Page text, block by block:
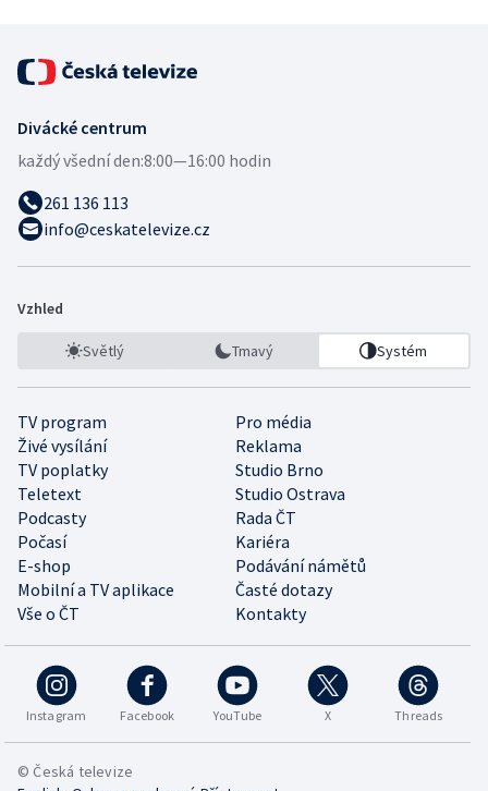
Divácké centrum
každý všední den:8:00—16:00 hodin
261 136 113
info@ceskatelevize.cz
Vzhled
Světlý Tmavý Systém
TV program
Pro média
Živé vysílání
Reklama
TV poplatky
Studio Brno
Teletext
Studio Ostrava
Podcasty
Rada ČT
Počasí
Kariéra
E-shop
Podávání námětů
Mobilní a TV aplikace
Časté dotazy
Vše o ČT
Kontakty
Instagram Facebook YouTube X Threads
© Česká televize